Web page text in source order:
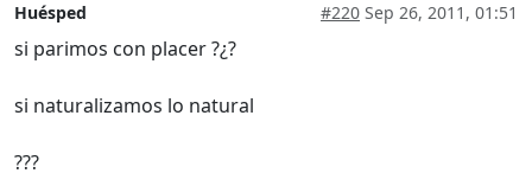
Huésped #220 Sep 26, 2011, 01:51
si parimos con placer ?¿?
si naturalizamos lo natural
???